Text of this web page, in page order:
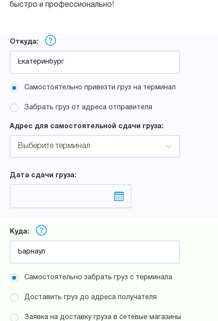
быстро и профессионально!
Откуда:
Самостоятельно привезти груз на терминал
Забрать груз от адреса отправителя
Адрес для самостоятельной сдачи груза:
Выберите терминал
Дата сдачи груза:
Куда:
Самостоятельно забрать груз с терминала
Доставить груз до адреса получателя
Заявка на доставку груза в сетевые магазины